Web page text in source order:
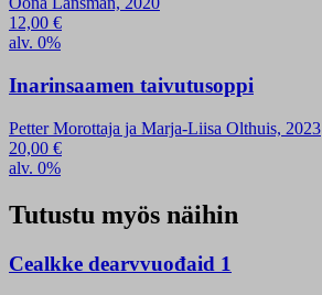
12,00 €
alv. 0%
Inarinsaamen taivutusoppi
Petter Morottaja ja Marja-Liisa Olthuis, 2023
20,00 €
alv. 0%
Tutustu myös näihin
Cealkke dearvvuođaid 1